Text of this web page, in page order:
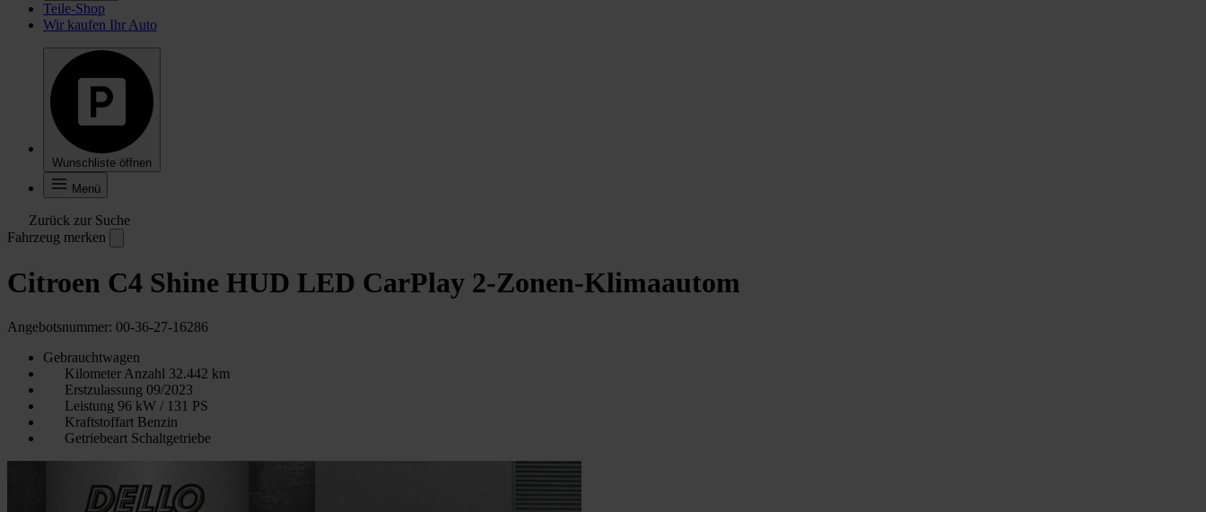
Teile-Shop
Wir kaufen Ihr Auto
Wunschliste öffnen
Menü
Zurück zur Suche
Fahrzeug merken
Citroen C4 Shine HUD LED CarPlay 2-Zonen-Klimaautom
Angebotsnummer: 00-36-27-16286
Gebrauchtwagen
Kilometer Anzahl 32.442 km
Erstzulassung 09/2023
Leistung 96 kW / 131 PS
Kraftstoffart Benzin
Getriebeart Schaltgetriebe